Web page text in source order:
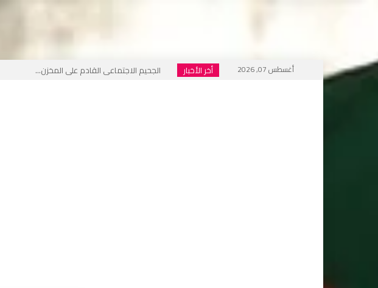
أغسطس 07, 2026 أخر الأخبار
الجحيم الاجتماعي القادم على المخزن...